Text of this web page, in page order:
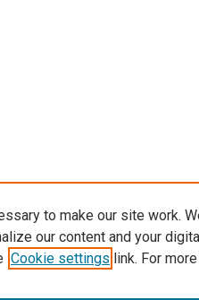
to make our site work.
our content and your
Cookie settings link. For